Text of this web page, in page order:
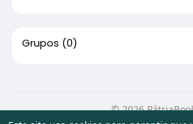
Grupos (0)
© 2026